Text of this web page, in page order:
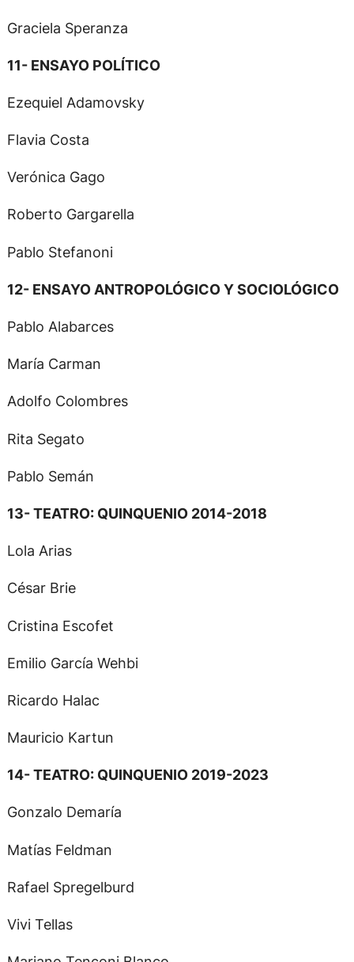
Graciela Speranza
11- ENSAYO POLÍTICO
Ezequiel Adamovsky
Flavia Costa
Verónica Gago
Roberto Gargarella
Pablo Stefanoni
12- ENSAYO ANTROPOLÓGICO Y SOCIOLÓGICO
Pablo Alabarces
María Carman
Adolfo Colombres
Rita Segato
Pablo Semán
13- TEATRO: QUINQUENIO 2014-2018
Lola Arias
César Brie
Cristina Escofet
Emilio García Wehbi
Ricardo Halac
Mauricio Kartun
14- TEATRO: QUINQUENIO 2019-2023
Gonzalo Demaría
Matías Feldman
Rafael Spregelburd
Vivi Tellas